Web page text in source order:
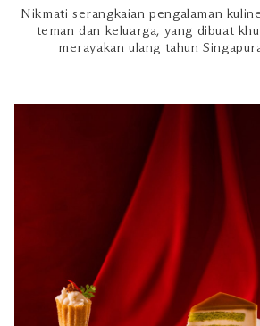
Nikmati serangkaian pengalaman
teman dan keluarga, yang dibuat
merayakan ulang tahun